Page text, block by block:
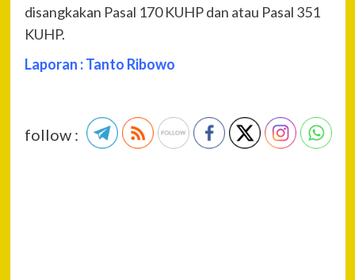
disangkakan Pasal 170 KUHP dan atau Pasal 351
KUHP.
Laporan : Tanto Ribowo
follow :